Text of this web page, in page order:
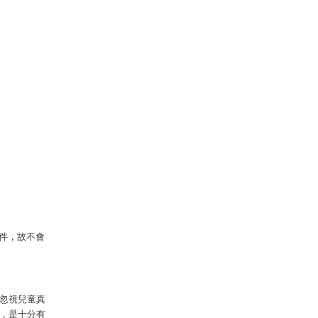
，故不會
視兒童真
是十分有